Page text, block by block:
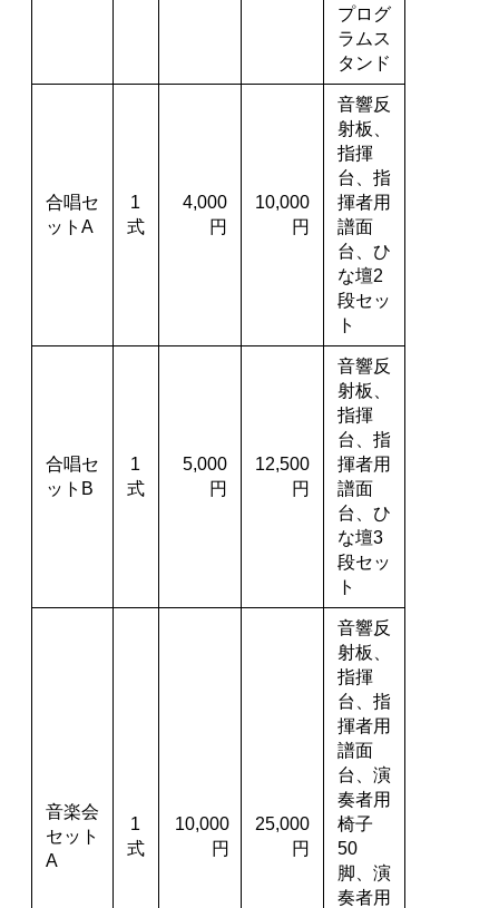
プログ
ラムス
タンド
合唱セ
ットA
1
式
4,000
円
10,000
円
音響反
射板、
指揮
台、指
揮者用
譜面
台、ひ
な壇2
段セッ
ト
合唱セ
ットB
1
式
5,000
円
12,500
円
音響反
射板、
指揮
台、指
揮者用
譜面
台、ひ
な壇3
段セッ
ト
音楽会
セット
A
1
式
10,000
円
25,000
円
音響反
射板、
指揮
台、指
揮者用
譜面
台、演
奏者用
椅子
50
脚、演
奏者用